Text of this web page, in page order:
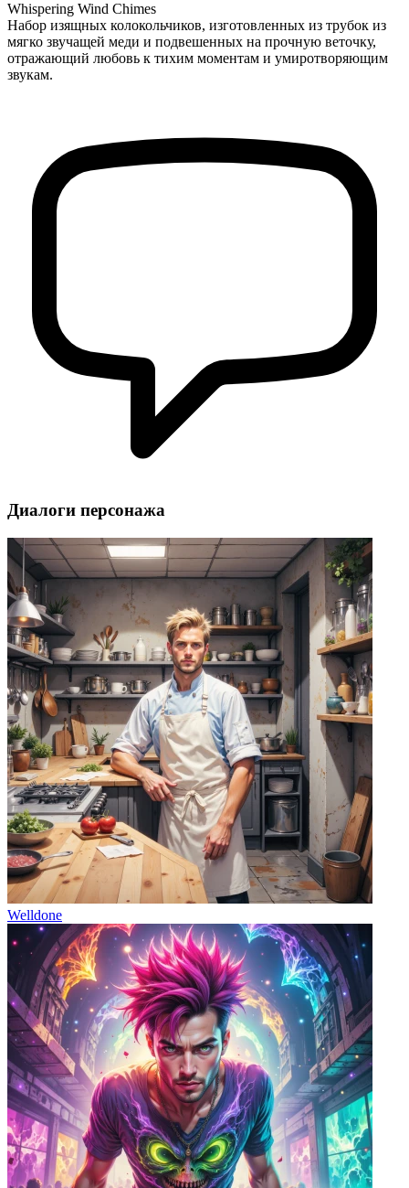
Whispering Wind Chimes
Набор изящных колокольчиков, изготовленных из трубок из
мягко звучащей меди и подвешенных на прочную веточку,
отражающий любовь к тихим моментам и умиротворяющим
звукам.
Диалоги персонажа
Welldone